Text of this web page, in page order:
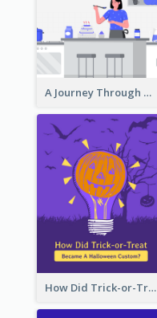
A Journey Through Desserts
How Did Trick-or-Treat Became A Halloween Custom?